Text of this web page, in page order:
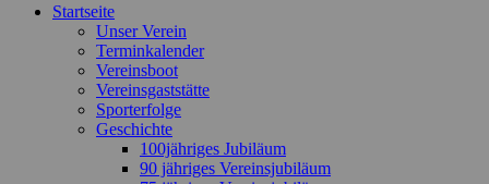
Zum
Startseite
Unser Verein
Terminkalender
Vereinsboot
Vereinsgaststätte
Sporterfolge
Geschichte
100jähriges Jubiläum
90 jähriges Vereinsjubiläum